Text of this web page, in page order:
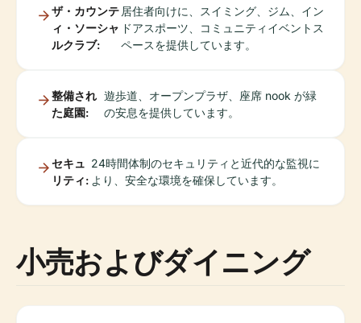
ザ・カウンテ
ィ・ソーシャ
ルクラブ:
居住者向けに、スイミング、ジム、イン
ドアスポーツ、コミュニティイベントス
ペースを提供しています。
整備され
た庭園:
遊歩道、オープンプラザ、座席 nook が緑
の安息を提供しています。
セキュ
リティ:
24時間体制のセキュリティと近代的な監視に
より、安全な環境を確保しています。
小売およびダイニング